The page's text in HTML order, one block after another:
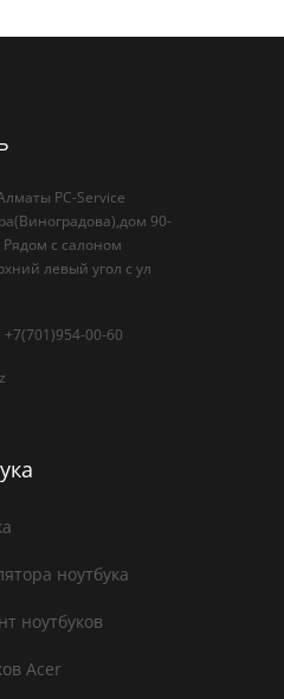
PC-Service
90-
с салоном
левый угол с ул
00-60
ноутбука
ноутбуков
Acer